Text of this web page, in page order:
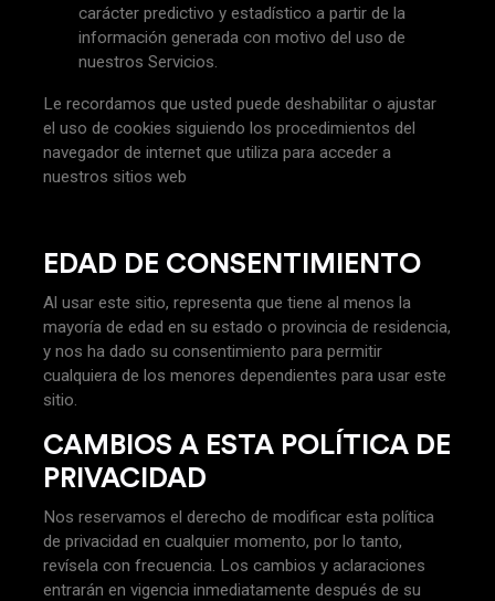
carácter predictivo y estadístico a partir de la
información generada con motivo del uso de
nuestros Servicios.
Le recordamos que usted puede deshabilitar o ajustar
el uso de cookies siguiendo los procedimientos del
navegador de internet que utiliza para acceder a
nuestros sitios web
EDAD DE CONSENTIMIENTO
Al usar este sitio, representa que tiene al menos la
mayoría de edad en su estado o provincia de residencia,
y nos ha dado su consentimiento para permitir
cualquiera de los menores dependientes para usar este
sitio.
CAMBIOS A ESTA POLÍTICA DE
PRIVACIDAD
Nos reservamos el derecho de modificar esta política
de privacidad en cualquier momento, por lo tanto,
revísela con frecuencia. Los cambios y aclaraciones
entrarán en vigencia inmediatamente después de su